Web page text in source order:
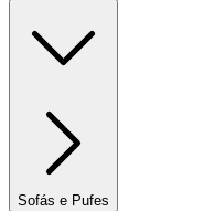
Sofás e Pufes